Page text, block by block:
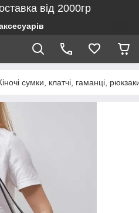
від 2000гр
сумки, клатчі, гаманці,